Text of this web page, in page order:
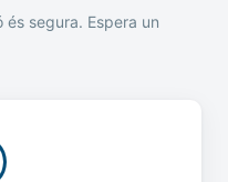
segura. Espera un